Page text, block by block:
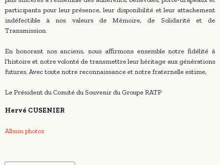
participants pour leur présence, leur disponibilité et leur attachement
indéfectible à nos valeurs de Mémoire, de Solidarité et de
Transmission.
En honorant nos anciens, nous affirmons ensemble notre fidélité à
l’histoire et notre volonté de transmettre leur héritage aux générations
futures. Avec toute notre reconnaissance et notre fraternelle estime,
Le Président du Comité du Souvenir du Groupe RATP
Hervé CUSENIER
Album photos